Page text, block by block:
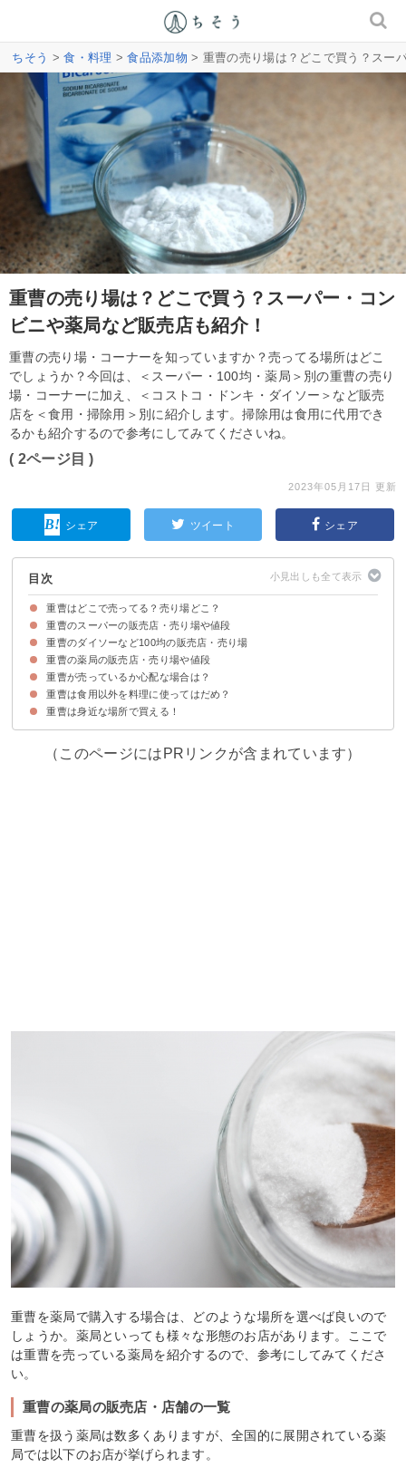
ちそう >食・料理 >食品添加物 > 重曹の売り場は？どこで買う？スー
重曹の売り場は？どこで買う？スーパー・コン
ビニや薬局など販売店も紹介！
重曹の売り場・コーナーを知っていますか？売ってる場所はどこ
でしょうか？今回は、＜スーパー・100均・薬局＞別の重曹の売り
場・コーナーに加え、＜コストコ・ドンキ・ダイソー＞など販売
店を＜食用・掃除用＞別に紹介します。掃除用は食用に代用でき
るかも紹介するので参考にしてみてくださいね。
( 2ページ目 )
2023年05月17日 更新
シェア ツイート シェア
目次
重曹はどこで売ってる？売り場どこ？
重曹はスーパー・薬局やコンビニなどで買える
重曹のスーパーの販売店・売り場や値段
重曹のスーパーの販売店・店舗の一覧
重曹のスーパーでの売り場・コーナーや値段
重曹のダイソーなど100均の販売店・売り場
重曹の100均の販売店・店舗の一覧
重曹の100均での売り場・コーナー
重曹の薬局の販売店・売り場や値段
重曹の薬局の販売店・店舗の一覧
重曹の薬局での売り場・コーナーや値段
重曹が売っているか心配な場合は？
よく行く店舗に電話して確認するのが確実
重曹を通販で買うのも1つの手
重曹は食用以外を料理に使ってはだめ？
重曹は身近な場所で買える！
（このページにはPRリンクが含まれています）
重曹を薬局で購入する場合は、どのような場所を選べば良いので
しょうか。薬局といっても様々な形態のお店があります。ここで
は重曹を売っている薬局を紹介するので、参考にしてみてくださ
い。
重曹の薬局の販売店・店舗の一覧
重曹を扱う薬局は数多くありますが、全国的に展開されている薬
局では以下のお店が挙げられます。